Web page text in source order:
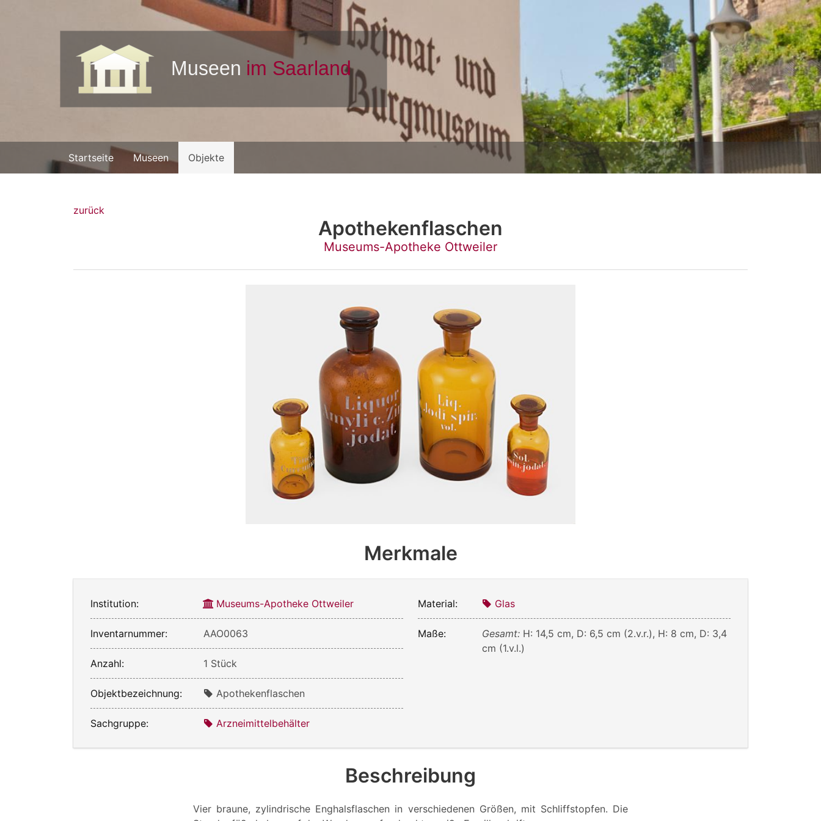
Startseite Museen Objekte
zurück
Apothekenflaschen
Museums-Apotheke Ottweiler
Merkmale
Institution: Museums-Apotheke Ottweiler
Inventarnummer: AAO0063
Anzahl: 1 Stück
Objektbezeichnung: Apothekenflaschen
Sachgruppe: Arzneimittelbehälter
Material: Glas
Maße: Gesamt: H: 14,5 cm, D: 6,5 cm (2.v.r.), H: 8 cm, D: 3,4
cm (1.v.l.)
Beschreibung
Vier braune, zylindrische Enghalsflaschen in verschiedenen Größen, mit Schliffstopfen. Die